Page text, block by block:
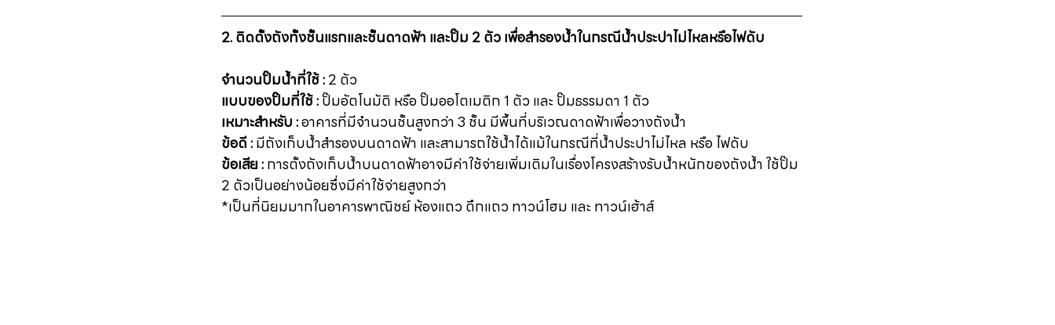
2. ติดตั้งถังทั้งชั้นแรกและชั้นดาดฟ้า และปั๊ม 2 ตัว เพื่อสำรองน้ำในกรณีน้ำประปาไม่ไหลหรือไฟดับ
จำนวนปั๊มน้ำที่ใช้ : 2 ตัว
แบบของปั๊มที่ใช้ : ปั๊มอัตโนมัติ หรือ ปั๊มออโตเมติก 1 ตัว และ ปั๊มธรรมดา 1 ตัว
เหมาะสำหรับ : อาคารที่มีจำนวนชั้นสูงกว่า 3 ชั้น มีพื้นที่บริเวณดาดฟ้าเพื่อวางถังน้ำ
ข้อดี : มีถังเก็บน้ำสำรองบนดาดฟ้า และสามารถใช้น้ำได้แม้ในกรณีที่น้ำประปาไม่ไหล หรือ ไฟดับ
ข้อเสีย : การตั้งถังเก็บน้ำบนดาดฟ้าอาจมีค่าใช้จ่ายเพิ่มเติมในเรื่องโครงสร้างรับน้ำหนักของถังน้ำ ใช้ปั๊ม
2 ตัวเป็นอย่างน้อยซึ่งมีค่าใช้จ่ายสูงกว่า
*เป็นที่นิยมมากในอาคารพาณิชย์ ห้องแถว ตึกแถว ทาวน์โฮม และ ทาวน์เฮ้าส์